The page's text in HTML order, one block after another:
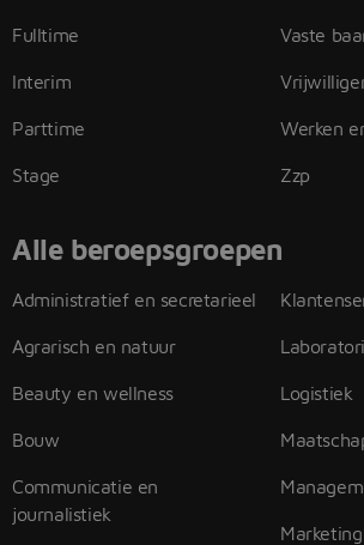
Fulltime
Interim
Parttime
Stage
Vaste
Werken
Zzp
Alle beroepsgroepen
Administratief en secretarieel
Agrarisch en natuur
Beauty en wellness
Bouw
Communicatie en
journalistiek
Logistiek
Marketing